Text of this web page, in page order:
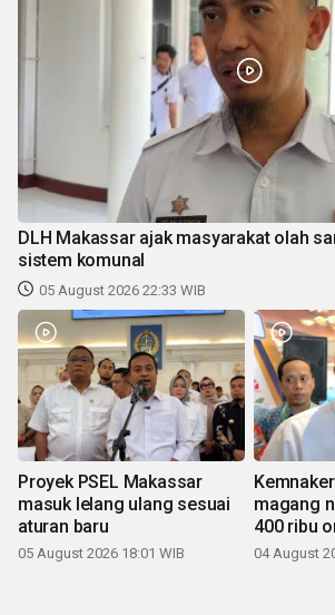
DLH Makassar ajak masyarakat olah
sistem komunal
05 August 2026 22:33 WIB
Proyek PSEL Makassar
masuk lelang ulang sesuai
aturan baru
05 August 2026 18:01 WIB
magang
400 ribu
04 August